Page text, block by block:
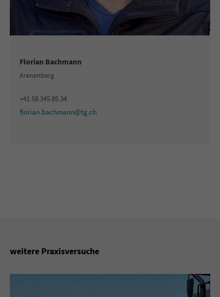
Florian Bachmann
Arenenberg
+41 58 345 85 34
florian.bachmann@tg.ch
weitere Praxisversuche